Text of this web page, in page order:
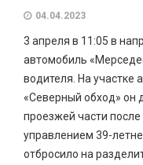
04.04.2023
3 апреля в 11:05 в
автомобиль
водителя. На участке
«Северный обход» он
проезжей части
управлением 39-
отбросило на